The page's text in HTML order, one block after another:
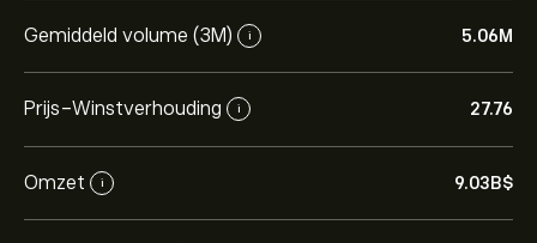
Gemiddeld volume (3M) i 5.06M
Prijs-Winstverhouding i 27.76
Omzet i 9.03B‎$‎